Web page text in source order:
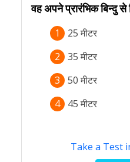
वह अपने प्रारंभिक बिन्दु से
1
25 मीटर
2
35 मीटर
3
50 मीटर
4
45 मीटर
Take a Test in